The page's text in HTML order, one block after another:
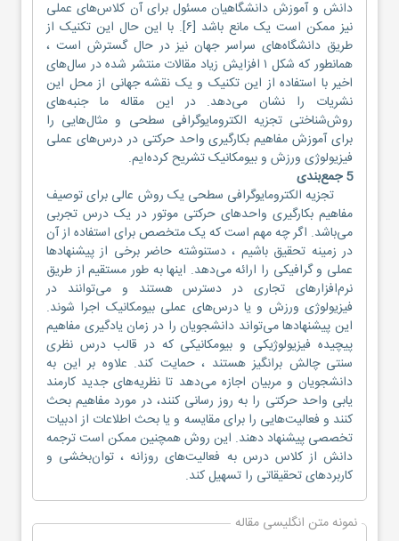
دانش و آموزش دانشگاهیان مسئول برای آن کلاس‌های عملی
نیز ممکن است یک مانع باشد [۶]‏. با این حال این تکنیک از
طریق دانشگاه‌های سراسر جهان نیز در حال گسترش است ،
همانطور که شکل ۱ افزایش زیاد مقالات منتشر شده در سال‌های
اخیر با استفاده از این تکنیک و یک نقشه جهانی از محل این
نشریات را نشان می‌دهد. در این مقاله ما جنبه‌های
روش‌شناختی تجزیه الکترومایوگرافی سطحی و مثال‌هایی را
برای آموزش مفاهیم بکارگیری واحد حرکتی در درس‌های عملی
فیزیولوژی ورزش و بیومکانیک تشریح کرده‌ایم.
5 جمع‌بندی
تجزیه الکترومایوگرافی سطحی یک روش عالی برای توصیف
مفاهیم بکارگیری واحدهای حرکتی موتور در یک درس تجربی
می‌باشد. اگر چه مهم است که یک متخصص برای استفاده از آن
در زمینه تحقیق باشیم ، دستنوشته حاضر برخی از پیشنهادها
عملی و گرافیکی را ارائه می‌دهد. اینها به طور مستقیم از طریق
نرم‌افزارهای تجاری در دسترس هستند و می‌توانند در
فیزیولوژی ورزش و یا درس‌های عملی بیومکانیک اجرا شوند.
این پیشنهادها می‌تواند دانشجویان را در زمان یادگیری مفاهیم
پیچیده فیزیولوژیکی و بیومکانیکی که در قالب درس نظری
سنتی چالش برانگیز هستند ، حمایت کند. علاوه بر این به
دانشجویان و مربیان اجازه می‌دهد تا نظریه‌های جدید کارمند
یابی واحد حرکتی را به روز رسانی کنند، در مورد مفاهیم بحث
کنند و فعالیت‌هایی را برای مقایسه و یا بحث اطلاعات از ادبیات
تخصصی پیشنهاد دهند. این روش همچنین ممکن است ترجمه
دانش از کلاس درس به فعالیت‌های روزانه ، توان‌بخشی و
کاربردهای تحقیقاتی را تسهیل کند.
نمونه متن انگلیسی مقاله